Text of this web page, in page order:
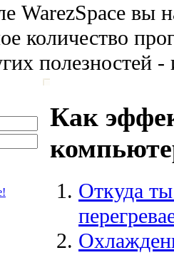
WarezSpace вы
количество
полезностей
Как
Откуда